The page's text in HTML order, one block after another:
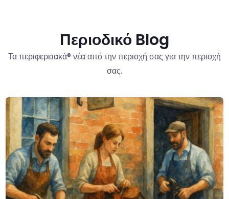
Περιοδικό Blog
Τα περιφερειακά® νέα από την περιοχή σας για την περιοχή
σας.